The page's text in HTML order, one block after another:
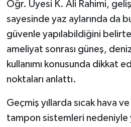
Öğr. Üyesi K. Ali Rahimi,
sayesinde yaz aylarında da
güvenle yapılabildiğini
ameliyat sonrası güneş,
kullanımı konusunda dikkat
noktaları anlattı.
Geçmiş yıllarda sıcak hava ve
tampon sistemleri nedeniyle